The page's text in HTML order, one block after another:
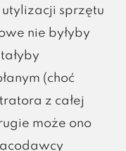
sprzętu
nie byłyby
(choć
z całej
może ono